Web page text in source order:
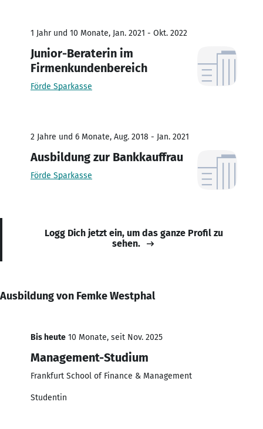
1 Jahr und 10 Monate, Jan. 2021 - Okt. 2022
Junior-Beraterin im
Firmenkundenbereich
Förde Sparkasse
2 Jahre und 6 Monate, Aug. 2018 - Jan. 2021
Ausbildung zur Bankkauffrau
Förde Sparkasse
Logg Dich jetzt ein, um das ganze Profil zu
sehen.
Ausbildung von Femke Westphal
Bis heute 10 Monate, seit Nov. 2025
Management-Studium
Frankfurt School of Finance & Management
Studentin